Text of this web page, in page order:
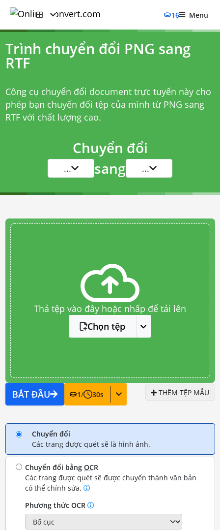
16 Menu
Trình chuyển đổi PNG sang
RTF
Công cụ chuyển đổi document trực tuyến này cho
phép bạn chuyển đổi tệp của mình từ PNG sang
RTF với chất lượng cao.
Chuyển đổi
... sang ...
Thả tệp vào đây hoặc nhấp để tải lên
Chọn tệp
BẮT ĐẦU 1/ 30s THÊM TỆP MẪU
Chuyển đổi
Các trang được quét sẽ là hình ảnh.
Chuyển đổi bằngOCR
Các trang được quét sẽ được chuyển thành văn bản
có thể chỉnh sửa.
Phương thức OCR